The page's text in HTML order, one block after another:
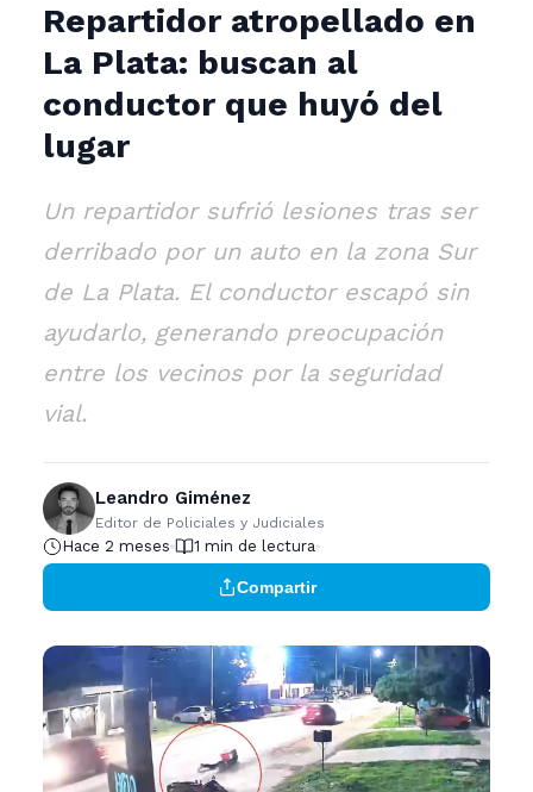
Repartidor atropellado en
La Plata: buscan al
conductor que huyó del
lugar
Un repartidor sufrió lesiones tras ser
derribado por un auto en la zona Sur
de La Plata. El conductor escapó sin
ayudarlo, generando preocupación
entre los vecinos por la seguridad
vial.
Leandro Giménez
Editor de Policiales y Judiciales
Hace 2 meses 1 min de lectura
Compartir